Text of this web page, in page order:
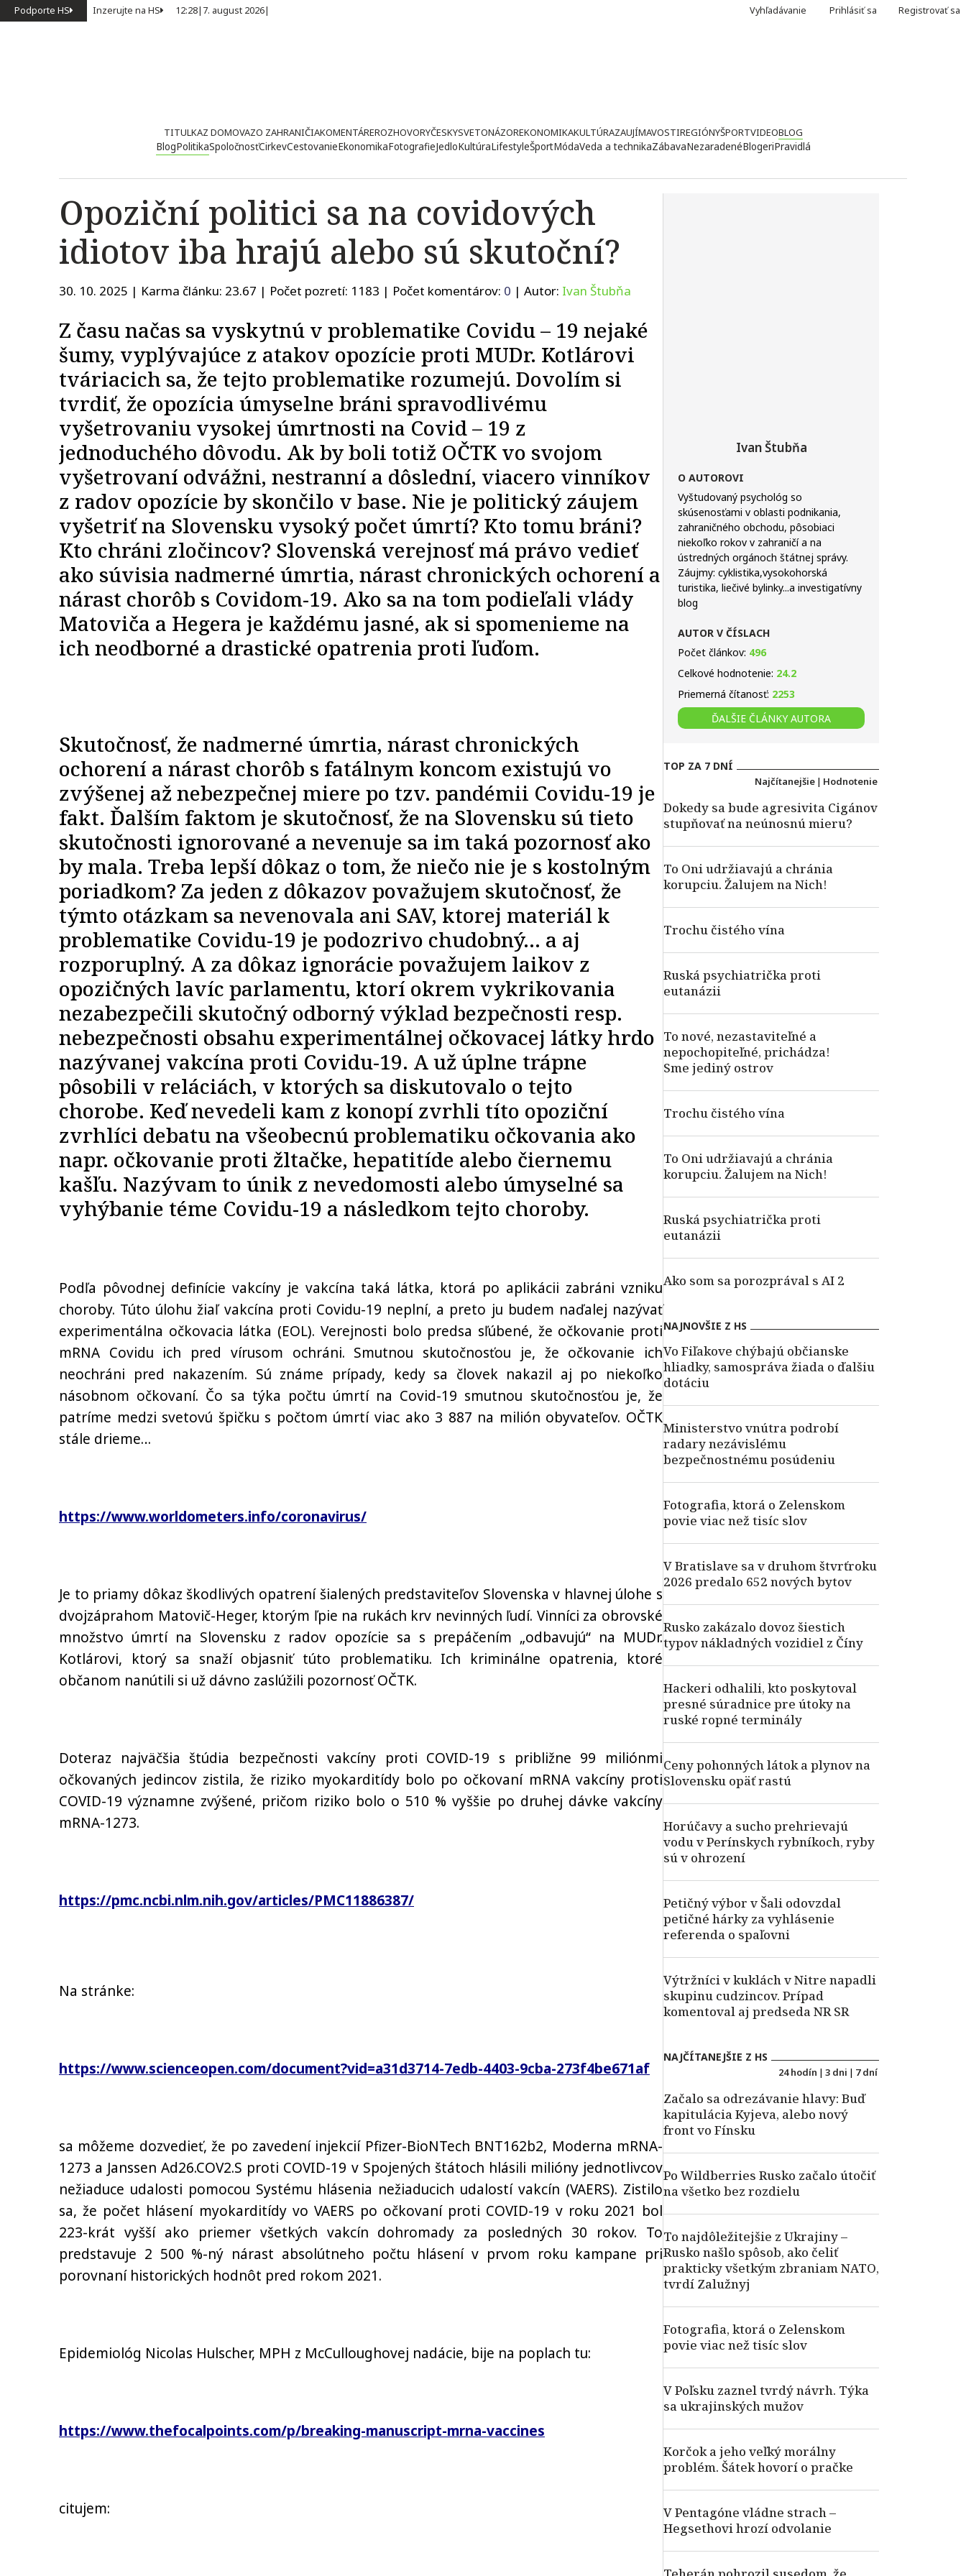
Podporte HS Inzerujte na HS 12:28| 7. august 2026| Vyhľadávanie Prihlásiť sa Registrovať sa
TITULKAZ DOMOVAZO ZAHRANIČIAKOMENTÁREROZHOVORYČESKYSVETONÁZOREKONOMIKAKULTÚRAZAUJÍMAVOSTIREGIÓNYŠPORTVIDEOBLOG
BlogPolitikaSpoločnosťCirkevCestovanieEkonomikaFotografieJedloKultúraLifestyleŠportMódaVeda a technikaZábavaNezaradenéBlogeriPravidlá
Opoziční politici sa na covidových
idiotov iba hrajú alebo sú skutoční?
30. 10. 2025 | Karma článku: 23.67 | Počet pozretí: 1183 | Počet komentárov: 0 | Autor: Ivan Štubňa
Z času načas sa vyskytnú v problematike Covidu – 19 nejaké
šumy, vyplývajúce z atakov opozície proti MUDr. Kotlárovi
tváriacich sa, že tejto problematike rozumejú. Dovolím si
tvrdiť, že opozícia úmyselne bráni spravodlivému
vyšetrovaniu vysokej úmrtnosti na Covid – 19 z
jednoduchého dôvodu. Ak by boli totiž OČTK vo svojom
vyšetrovaní odvážni, nestranní a dôslední, viacero vinníkov
z radov opozície by skončilo v base. Nie je politický záujem
vyšetriť na Slovensku vysoký počet úmrtí? Kto tomu bráni?
Kto chráni zločincov? Slovenská verejnosť má právo vedieť
ako súvisia nadmerné úmrtia, nárast chronických ochorení a
nárast chorôb s Covidom-19. Ako sa na tom podieľali vlády
Matoviča a Hegera je každému jasné, ak si spomenieme na
ich neodborné a drastické opatrenia proti ľuďom.
Skutočnosť, že nadmerné úmrtia, nárast chronických
ochorení a nárast chorôb s fatálnym koncom existujú vo
zvýšenej až nebezpečnej miere po tzv. pandémii Covidu-19 je
fakt. Ďalším faktom je skutočnosť, že na Slovensku sú tieto
skutočnosti ignorované a nevenuje sa im taká pozornosť ako
by mala. Treba lepší dôkaz o tom, že niečo nie je s kostolným
poriadkom? Za jeden z dôkazov považujem skutočnosť, že
týmto otázkam sa nevenovala ani SAV, ktorej materiál k
problematike Covidu-19 je podozrivo chudobný… a aj
rozporuplný. A za dôkaz ignorácie považujem laikov z
opozičných lavíc parlamentu, ktorí okrem vykrikovania
nezabezpečili skutočný odborný výklad bezpečnosti resp.
nebezpečnosti obsahu experimentálnej očkovacej látky hrdo
nazývanej vakcína proti Covidu-19. A už úplne trápne
pôsobili v reláciách, v ktorých sa diskutovalo o tejto
chorobe. Keď nevedeli kam z konopí zvrhli títo opoziční
zvrhlíci debatu na všeobecnú problematiku očkovania ako
napr. očkovanie proti žltačke, hepatitíde alebo čiernemu
kašľu. Nazývam to únik z nevedomosti alebo úmyselné sa
vyhýbanie téme Covidu-19 a následkom tejto choroby.
Podľa pôvodnej definície vakcíny je vakcína taká látka, ktorá po aplikácii zabráni vzniku
choroby. Túto úlohu žiaľ vakcína proti Covidu-19 neplní, a preto ju budem naďalej nazývať
experimentálna očkovacia látka (EOL). Verejnosti bolo predsa sľúbené, že očkovanie proti
mRNA Covidu ich pred vírusom ochráni. Smutnou skutočnosťou je, že očkovanie ich
neochráni pred nakazením. Sú známe prípady, kedy sa človek nakazil aj po niekoľko
násobnom očkovaní. Čo sa týka počtu úmrtí na Covid-19 smutnou skutočnosťou je, že
patríme medzi svetovú špičku s počtom úmrtí viac ako 3 887 na milión obyvateľov. OČTK
stále drieme…
https://www.worldometers.info/coronavirus/
Je to priamy dôkaz škodlivých opatrení šialených predstaviteľov Slovenska v hlavnej úlohe s
dvojzáprahom Matovič-Heger, ktorým ľpie na rukách krv nevinných ľudí. Vinníci za obrovské
množstvo úmrtí na Slovensku z radov opozície sa s prepáčením „odbavujú“ na MUDr.
Kotlárovi, ktorý sa snaží objasniť túto problematiku. Ich kriminálne opatrenia, ktoré
občanom nanútili si už dávno zaslúžili pozornosť OČTK.
Doteraz najväčšia štúdia bezpečnosti vakcíny proti COVID-19 s približne 99 miliónmi
očkovaných jedincov zistila, že riziko myokarditídy bolo po očkovaní mRNA vakcíny proti
COVID-19 významne zvýšené, pričom riziko bolo o 510 % vyššie po druhej dávke vakcíny
mRNA-1273.
https://pmc.ncbi.nlm.nih.gov/articles/PMC11886387/
Na stránke:
https://www.scienceopen.com/document?vid=a31d3714-7edb-4403-9cba-273f4be671af
sa môžeme dozvedieť, že po zavedení injekcií Pfizer-BioNTech BNT162b2, Moderna mRNA-
1273 a Janssen Ad26.COV2.S proti COVID-19 v Spojených štátoch hlásili milióny jednotlivcov
nežiaduce udalosti pomocou Systému hlásenia nežiaducich udalostí vakcín (VAERS). Zistilo
sa, že počet hlásení myokarditídy vo VAERS po očkovaní proti COVID-19 v roku 2021 bol
223-krát vyšší ako priemer všetkých vakcín dohromady za posledných 30 rokov. To
predstavuje 2 500 %-ný nárast absolútneho počtu hlásení v prvom roku kampane pri
porovnaní historických hodnôt pred rokom 2021.
Epidemiológ Nicolas Hulscher, MPH z McCulloughovej nadácie, bije na poplach tu:
https://www.thefocalpoints.com/p/breaking-manuscript-mrna-vaccines
citujem:
Ivan Štubňa
O AUTOROVI
Vyštudovaný psychológ so
skúsenosťami v oblasti podnikania,
zahraničného obchodu, pôsobiaci
niekoľko rokov v zahraničí a na
ústredných orgánoch štátnej správy.
Záujmy: cyklistika,vysokohorská
turistika, liečivé bylinky...a investigatívny
blog
AUTOR V ČÍSLACH
Počet článkov: 496
Celkové hodnotenie: 24.2
Priemerná čítanosť: 2253
ĎALŠIE ČLÁNKY AUTORA
TOP ZA 7 DNÍ
Najčítanejšie | Hodnotenie
Dokedy sa bude agresivita Cigánov
stupňovať na neúnosnú mieru?
To Oni udržiavajú a chránia
korupciu. Žalujem na Nich!
Trochu čistého vína
Ruská psychiatrička proti
eutanázii
To nové, nezastaviteľné a
nepochopiteľné, prichádza!
Sme jediný ostrov
Trochu čistého vína
To Oni udržiavajú a chránia
korupciu. Žalujem na Nich!
Ruská psychiatrička proti
eutanázii
Ako som sa porozprával s AI 2
NAJNOVŠIE Z HS
Vo Fiľakove chýbajú občianske
hliadky, samospráva žiada o ďalšiu
dotáciu
Ministerstvo vnútra podrobí
radary nezávislému
bezpečnostnému posúdeniu
Fotografia, ktorá o Zelenskom
povie viac než tisíc slov
V Bratislave sa v druhom štvrťroku
2026 predalo 652 nových bytov
Rusko zakázalo dovoz šiestich
typov nákladných vozidiel z Číny
Hackeri odhalili, kto poskytoval
presné súradnice pre útoky na
ruské ropné terminály
Ceny pohonných látok a plynov na
Slovensku opäť rastú
Horúčavy a sucho prehrievajú
vodu v Perínskych rybníkoch, ryby
sú v ohrození
Petičný výbor v Šali odovzdal
petičné hárky za vyhlásenie
referenda o spaľovni
Výtržníci v kuklách v Nitre napadli
skupinu cudzincov. Prípad
komentoval aj predseda NR SR
NAJČÍTANEJŠIE Z HS
24 hodín | 3 dni | 7 dní
Začalo sa odrezávanie hlavy: Buď
kapitulácia Kyjeva, alebo nový
front vo Fínsku
Po Wildberries Rusko začalo útočiť
na všetko bez rozdielu
To najdôležitejšie z Ukrajiny –
Rusko našlo spôsob, ako čeliť
prakticky všetkým zbraniam NATO,
tvrdí Zalužnyj
Fotografia, ktorá o Zelenskom
povie viac než tisíc slov
V Poľsku zaznel tvrdý návrh. Týka
sa ukrajinských mužov
Korčok a jeho veľký morálny
problém. Šátek hovorí o pračke
V Pentagóne vládne strach –
Hegsethovi hrozí odvolanie